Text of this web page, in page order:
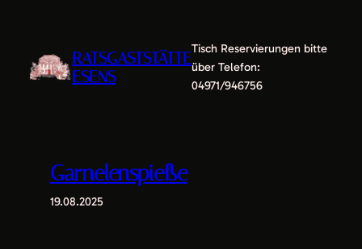
springen
RATSGASTSTÄTTE
ESENS
Tisch Reservierungen bitte
über Telefon:
04971/946756
Garnelenspieße
19.08.2025